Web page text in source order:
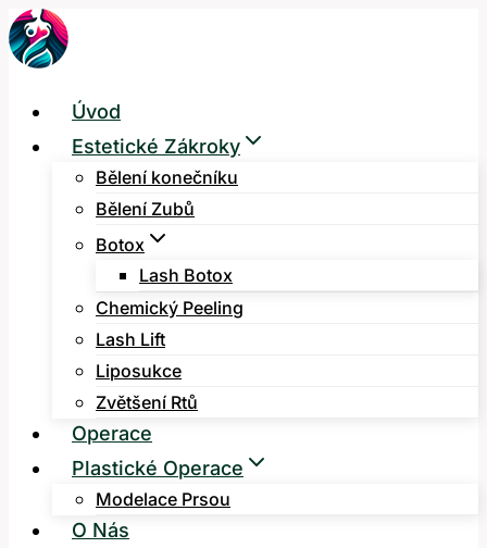
Přeskočit
na
Úvod
Estetické Zákroky
Bělení konečníku
Bělení Zubů
Botox
Lash Botox
Chemický Peeling
Lash Lift
Liposukce
Zvětšení Rtů
Operace
Plastické Operace
Modelace Prsou
O Nás